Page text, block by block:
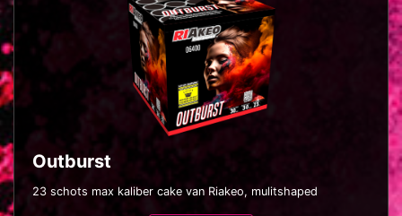
Outburst
23 schots max kaliber cake van Riakeo, mulitshaped